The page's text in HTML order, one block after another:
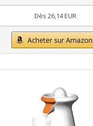
Dès 26,14 EUR
Acheter sur Amazon